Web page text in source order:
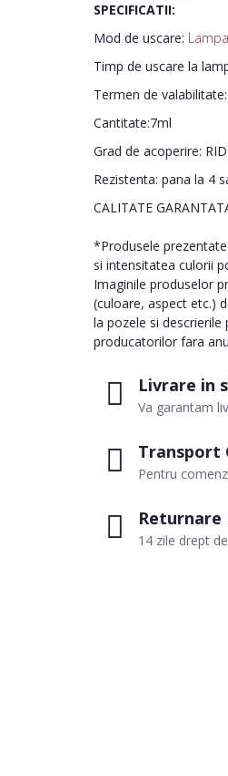
Livrare in
Va garantam
Transport
Pentru
Returnare
14 zile drept
SPECIFICATII:
Mod de uscare:
Timp de uscare la
Termen de
Cantitate:7ml
Grad de acoperire:
Rezistenta: pana la 4
CALITATE
*Produsele
si intensitatea culorii
Imaginile produselor
(culoare, aspect etc.)
la pozele si
producatorilor fara